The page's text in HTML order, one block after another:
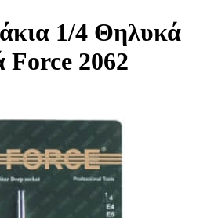
1/4 Θηλυκά
2062